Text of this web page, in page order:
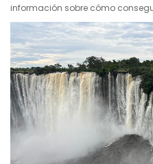
información sobre cómo
Bissau, probablemente ya te
disparidad de datos y que
Unas hablan de un visado online
otras aseguran que puede